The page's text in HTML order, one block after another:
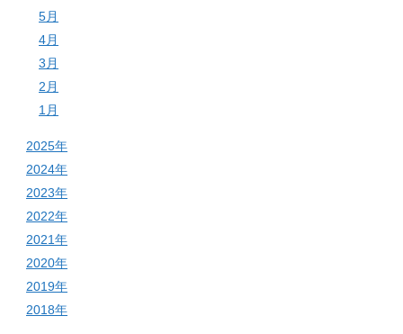
5月
4月
3月
2月
1月
2025年
2024年
2023年
2022年
2021年
2020年
2019年
2018年